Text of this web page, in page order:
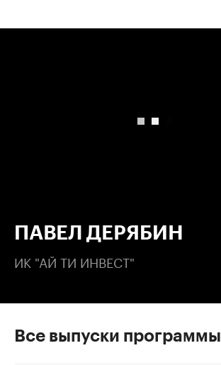
ПАВЕЛ ДЕРЯБИН
ИК "АЙ ТИ ИНВЕСТ"
Все выпуски программы